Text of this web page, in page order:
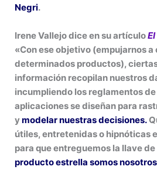
Negri.
Irene Vallejo dice en su artículo
«Con ese objetivo (empujarnos a
determinados productos),
información recopilan nuestros
incumpliendo los reglamentos
aplicaciones se diseñan para
ymodelar nuestras decisiones.
útiles, entretenidas o hipnóticas
para que entreguemos la llave
producto estrella somos